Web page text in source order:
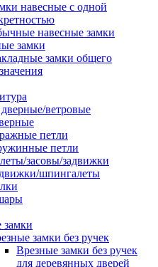
навесные с одной
навесные замки
замки
замки общего
ветровые
петли
петли
засовы/задвижки
шпингалеты
замки
замки без ручек
Врезные замки без ручек
для деревянных дверей